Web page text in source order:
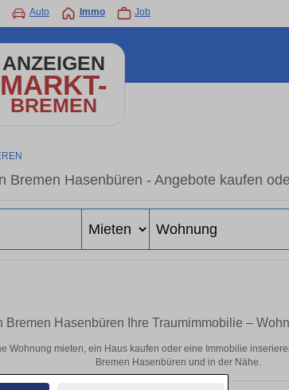
Auto Immo Job
ANZEIGEN
MARKT-
BREMEN
Bremen Hasenbüren - Angebote kaufen
Bremen Hasenbüren Ihre Traumimmobilie –
Wohnung mieten, ein Haus kaufen oder eine Immobilie
Bremen Hasenbüren und in der Nähe.